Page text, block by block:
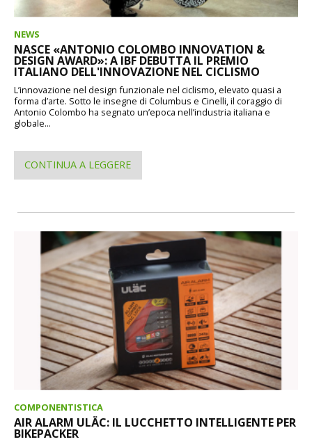
NEWS
NASCE «ANTONIO COLOMBO INNOVATION &
DESIGN AWARD»: A IBF DEBUTTA IL PREMIO
ITALIANO DELL'INNOVAZIONE NEL CICLISMO
L’innovazione nel design funzionale nel ciclismo, elevato quasi a
forma d’arte. Sotto le insegne di Columbus e Cinelli, il coraggio di
Antonio Colombo ha segnato un’epoca nell’industria italiana e
globale...
CONTINUA A LEGGERE
COMPONENTISTICA
AIR ALARM ULÄC: IL LUCCHETTO INTELLIGENTE PER
BIKEPACKER